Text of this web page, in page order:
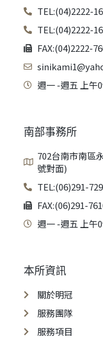
TEL:(04)2222-
TEL:(04)2222-
FAX:(04)2222-
週一 -週五 上午
南部事務所
702台南市南區
號對面)
TEL:(06)291-
FAX:(06)291-
週一 -週五 上午
本所資訊
關於明冠
服務團隊
服務項目